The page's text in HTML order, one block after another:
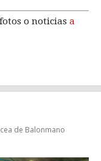
o noticias a